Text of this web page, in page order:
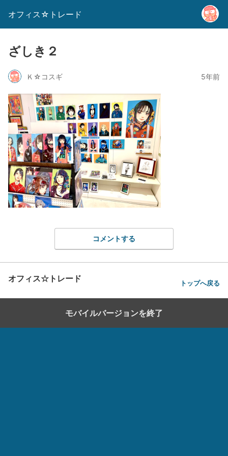
オフィス☆トレード
ざしき２
Ｋ☆コスギ 5年前
コメントする
オフィス☆トレード トップへ戻る
モバイルバージョンを終了